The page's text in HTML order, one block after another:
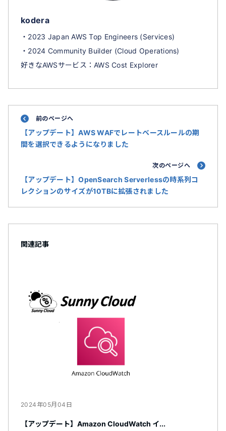
kodera
・2023 Japan AWS Top Engineers (Services)
・2024 Community Builder (Cloud Operations)
好きなAWSサービス：AWS Cost Explorer
前のページへ
【アップデート】AWS WAFでレートベースルールの期
間を選択できるようになりました
次のページへ
【アップデート】OpenSearch Serverlessの時系列コ
レクションのサイズが10TBに拡張されました
関連記事
2024年05月04日
【アップデート】Amazon CloudWatch イ...